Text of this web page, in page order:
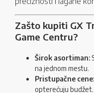
Zašto kupiti GX
Game Centru?
Širok asortiman:
na jednom mestu.
Pristupačne cene:
opterećuju budžet.